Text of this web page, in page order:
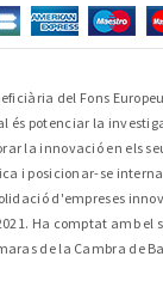
del Fons
és potenciar la
la innovació en els
i posicionar-se
d'empreses
Ha comptat amb el
de la Cambra de